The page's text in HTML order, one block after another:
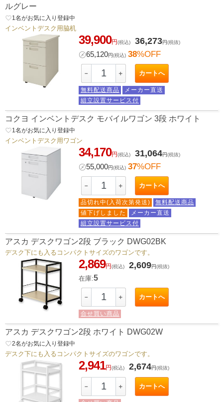
ルグレー
favorite_border1 名がお気に入り登録中
インベントデスク用脇机
39,900円(税込) 36,273円(税抜)
㋱65,120円(税込) 38%OFF
－ ＋ カートへ
無料配送商品
メーカー直送
組立設置サービス付
コクヨ インベントデスク モバイルワゴン 3段 ホワイト
favorite_border1 名がお気に入り登録中
インベントデスク用ワゴン
34,170円(税込) 31,064円(税抜)
㋱55,000円(税込) 37%OFF
－ ＋ カートへ
品切れ中(入荷次第発送)
無料配送商品
値下げしました
メーカー直送
組立設置サービス付
アスカ デスクワゴン2段 ブラック DWG02BK
デスク下にも入るコンパクトサイズのワゴンです。
2,869円(税込) 2,609円(税抜)
在庫:5
－ ＋ カートへ
合せ買い商品
アスカ デスクワゴン2段 ホワイト DWG02W
favorite_border2名がお気に入り登録中
デスク下にも入るコンパクトサイズのワゴンです。
2,941円(税込) 2,674円(税抜)
－ ＋ カートへ